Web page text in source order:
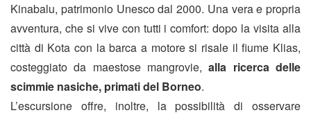
Kinabalu, patrimonio Unesco dal 2000. Una vera e propria
avventura, che si vive con tutti i comfort: dopo la visita alla
città di Kota con la barca a motore si risale il fiume Klias,
costeggiato da maestose mangrovie, alla ricerca delle
scimmie nasiche, primati del Borneo.
L’escursione offre, inoltre, la possibilità di osservare